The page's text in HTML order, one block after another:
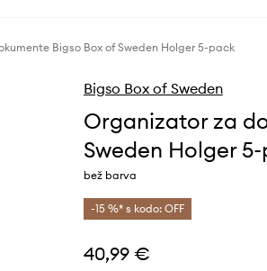
Bigso Box of Sweden Holger 5-pack
Bigso Box of Sweden
Organizator za
Sweden Holger
bež barva
-15 %* s kodo: OFF
40,99 €